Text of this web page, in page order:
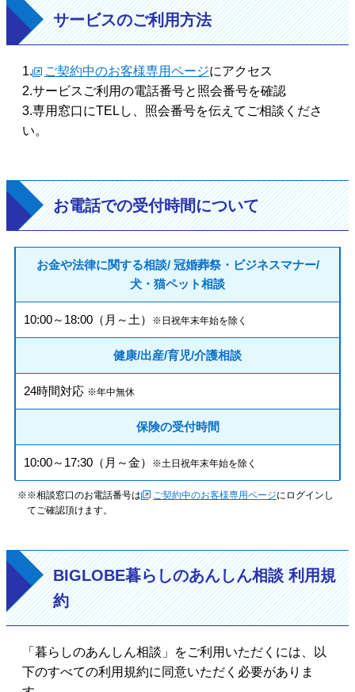
サービスのご利用方法
1. ご契約中のお客様専用ページにアクセス
2.サービスご利用の電話番号と照会番号を確認
3.専用窓口にTELし、照会番号を伝えてご相談くださ
い。
お電話での受付時間について
お金や法律に関する相談/冠婚葬祭・ビジネスマナー/
犬・猫ペット相談
10:00～18:00（月～土） ※日祝年末年始を除く
健康/出産/育児/介護相談
24時間対応 ※年中無休
保険の受付時間
10:00～17:30（月～金） ※土日祝年末年始を除く
※相談窓口のお電話番号は ご契約中のお客様専用ページにログインし
てご確認頂けます。
BIGLOBE暮らしのあんしん相談 利用規
約
「暮らしのあんしん相談」をご利用いただくには、以
下のすべての利用規約に同意いただく必要がありま